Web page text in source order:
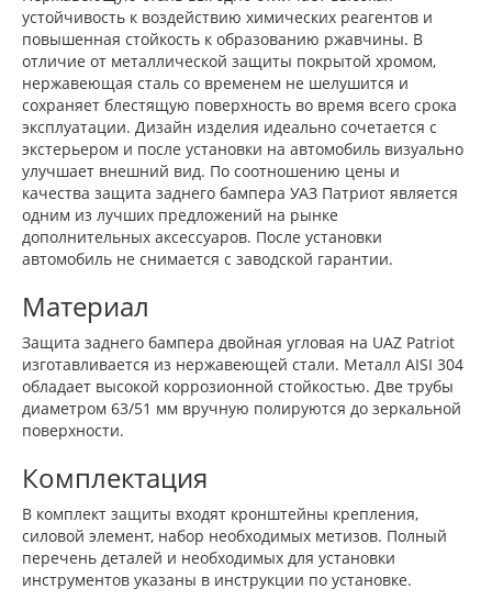
устойчивость к воздействию химических реагентов и
повышенная стойкость к образованию ржавчины. В
отличие от металлической защиты покрытой хромом,
нержавеющая сталь со временем не шелушится и
сохраняет блестящую поверхность во время всего срока
эксплуатации. Дизайн изделия идеально сочетается с
экстерьером и после установки на автомобиль визуально
улучшает внешний вид. По соотношению цены и
качества защита заднего бампера УАЗ Патриот является
одним из лучших предложений на рынке
дополнительных аксессуаров. После установки
автомобиль не снимается с заводской гарантии.
Материал
Защита заднего бампера двойная угловая на UAZ Patriot
изготавливается из нержавеющей стали. Металл AISI 304
обладает высокой коррозионной стойкостью. Две трубы
диаметром 63/51 мм вручную полируются до зеркальной
поверхности.
Комплектация
В комплект защиты входят кронштейны крепления,
силовой элемент, набор необходимых метизов. Полный
перечень деталей и необходимых для установки
инструментов указаны в инструкции по установке.